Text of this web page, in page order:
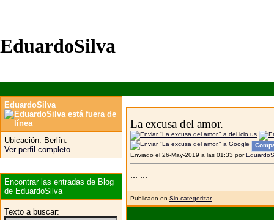
EduardoSilva
La excusa del amor.
Enviado el 26-May-2019 a las 01:33 por
... ...
Publicado en Sin categorizar
EduardoSilva
Ubicación: Berlín.
Ver perfil completo
Encontrar las entradas de Blog
de EduardoSilva
Texto a buscar: